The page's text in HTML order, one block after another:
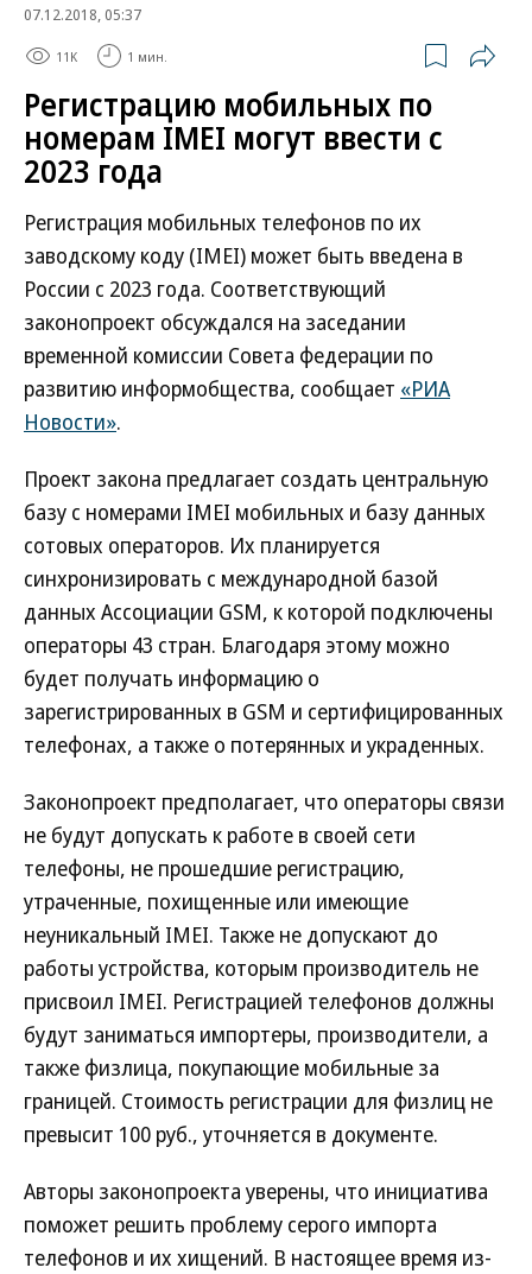
07.12.2018, 05:37
11K 1 мин.
Регистрацию мобильных по
номерам IMEI могут ввести с
2023 года
Регистрация мобильных телефонов по их
заводскому коду (IMEI) может быть введена в
России с 2023 года. Соответствующий
законопроект обсуждался на заседании
временной комиссии Совета федерации по
развитию информобщества, сообщает «РИА
Новости».
Проект закона предлагает создать центральную
базу с номерами IMEI мобильных и базу данных
сотовых операторов. Их планируется
синхронизировать с международной базой
данных Ассоциации GSM, к которой подключены
операторы 43 стран. Благодаря этому можно
будет получать информацию о
зарегистрированных в GSM и сертифицированных
телефонах, а также о потерянных и украденных.
Законопроект предполагает, что операторы связи
не будут допускать к работе в своей сети
телефоны, не прошедшие регистрацию,
утраченные, похищенные или имеющие
неуникальный IMEI. Также не допускают до
работы устройства, которым производитель не
присвоил IMEI. Регистрацией телефонов должны
будут заниматься импортеры, производители, а
также физлица, покупающие мобильные за
границей. Стоимость регистрации для физлиц не
превысит 100 руб., уточняется в документе.
Авторы законопроекта уверены, что инициатива
поможет решить проблему серого импорта
телефонов и их хищений. В настоящее время из-